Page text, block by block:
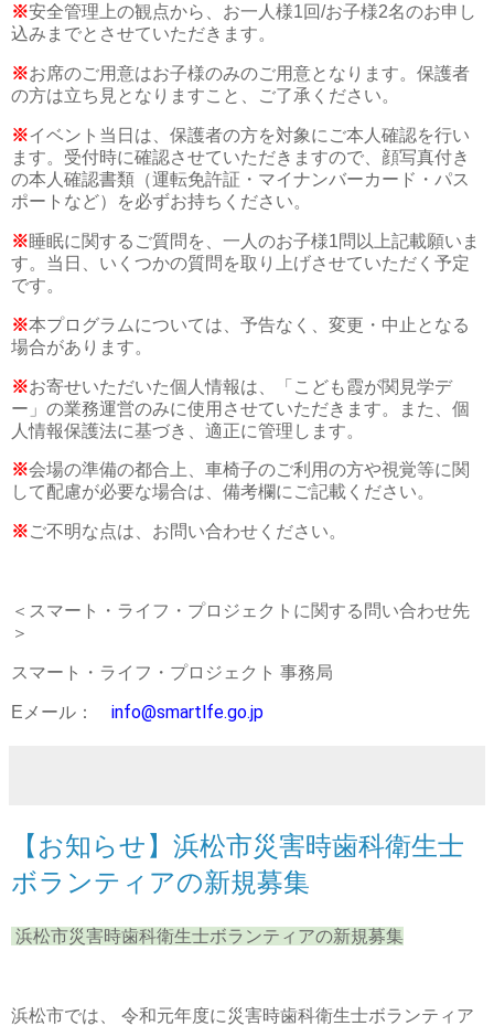
※安全管理上の観点から、お一人様1回/お子様2名のお申し
込みまでとさせていただきます。
※お席のご用意はお子様のみのご用意となります。保護者
の方は立ち見となりますこと、ご了承ください。
※イベント当日は、保護者の方を対象にご本人確認を行い
ます。受付時に確認させていただきますので、顔写真付き
の本人確認書類（運転免許証・マイナンバーカード・パス
ポートなど）を必ずお持ちください。
※睡眠に関するご質問を、一人のお子様1問以上記載願いま
す。当日、いくつかの質問を取り上げさせていただく予定
です。
※本プログラムについては、予告なく、変更・中止となる
場合があります。
※お寄せいただいた個人情報は、「こども霞が関見学デ
ー」の業務運営のみに使用させていただきます。また、個
人情報保護法に基づき、適正に管理します。
※会場の準備の都合上、車椅子のご利用の方や視覚等に関
して配慮が必要な場合は、備考欄にご記載ください。
※ご不明な点は、お問い合わせください。
＜スマート・ライフ・プロジェクトに関する問い合わせ先
＞
スマート・ライフ・プロジェクト 事務局
Eメール： info@smartlfe.go.jp
【お知らせ】浜松市災害時歯科衛生士
ボランティアの新規募集
浜松市災害時歯科衛生士ボランティアの新規募集
浜松市では、 令和元年度に災害時歯科衛生士ボランティア